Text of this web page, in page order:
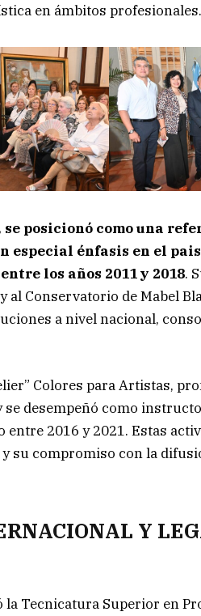
en ámbitos profesionales.
posicionó como una
especial énfasis en el
los años 2011 y 2018.
Conservatorio de Mabel
a nivel nacional,
Colores para Artistas,
se desempeñó como
2016 y 2021. Estas
su compromiso con la
Y
Tecnicatura Superior en